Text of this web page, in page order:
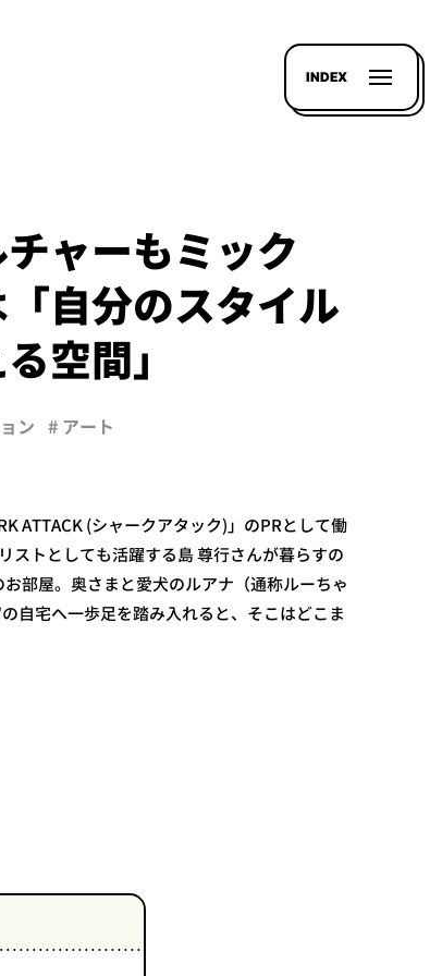
INDEX
ャーもミック
自分のスタイル
空間」
ン # アート
ATTACK (シャークアタック)」のPRとして働
ストとしても活躍する島 尊行さんが暮らすの
部屋。奥さまと愛犬のルアナ（通称ルーちゃ
自宅へ一歩足を踏み入れると、そこはどこま